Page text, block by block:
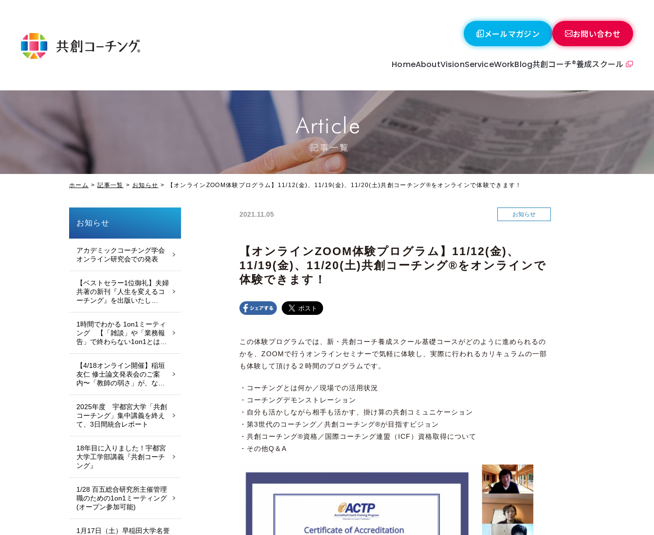
メールマガジン お問い合わせ
HomeAbout
Co-Creative coaching
VisionServiceWorkBlog共創コーチ®養成スクール
ホーム 記事一覧 お知らせ 【オンラインZOOM体験プログラム】11/12(金)、11/19(金)、11/20(土)共創コーチング®をオンラインで体験できます！
2021.11.05 お知らせ
【オンラインZOOM体験プログラム】11/12(金)、
11/19(金)、11/20(土)共創コーチング®をオンラインで
体験できます！
この体験プログラムでは、新・共創コーチ養成スクール基礎コースがどのように進められるの
かを、ZOOMで行うオンラインセミナーで気軽に体験し、実際に行われるカリキュラムの一部
も体験して頂ける２時間のプログラムです。
・コーチングとは何か／現場での活用状況
・コーチングデモンストレーション
・自分も活かしながら相手も活かす、掛け算の共創コミュニケーション
・第3世代のコーチング／共創コーチング®が目指すビジョン
・共創コーチング®資格／国際コーチング連盟（ICF）資格取得について
・その他Q＆A
お知らせ
アカデミックコーチング学会
オンライン研究会での発表
【ベストセラー1位御礼】夫婦
共著の新刊『人生を変えるコ
ーチング』を出版いたし…
1時間でわかる 1on1ミーティ
ング 【「雑談」や「業務報
告」で終わらない1on1とは…
【4/18オンライン開催】稲垣
友仁 修士論文発表会のご案
内〜「教師の弱さ」が、な…
2025年度 宇都宮大学「共創
コーチング」集中講義を終え
て、3日間統合レポート
18年目に入りました！宇都宮
大学工学部講義『共創コーチ
ング』
1/28 百五総合研究所主催管理
職のための1on1ミーティング
(オープン参加可能)
1月17日（土）早稲田大学名誉